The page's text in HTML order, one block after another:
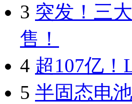
3 突发！三
售！
4 超107亿！
5 半固态电